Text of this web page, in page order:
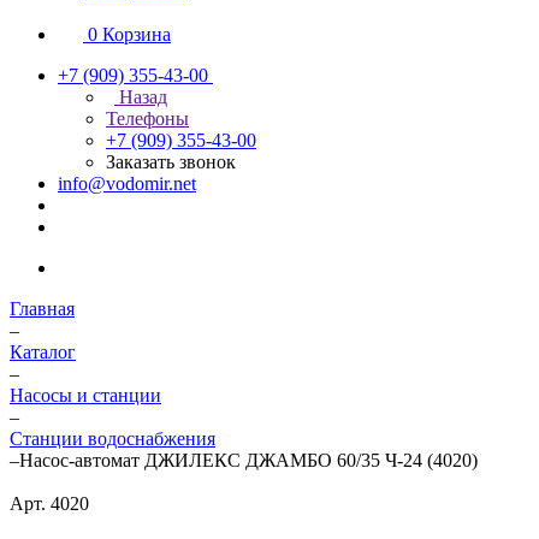
0 Корзина
+7 (909) 355-43-00
Назад
Телефоны
+7 (909) 355-43-00
Заказать звонок
info@vodomir.net
Главная
–
Каталог
–
Насосы и станции
–
Станции водоснабжения
–Насос-автомат ДЖИЛЕКС ДЖАМБО 60/35 Ч-24 (4020)
Арт. 4020